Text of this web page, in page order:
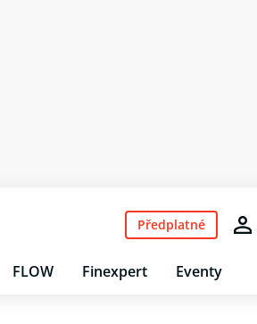
FLOW Finexpert Eventy
Předplatné